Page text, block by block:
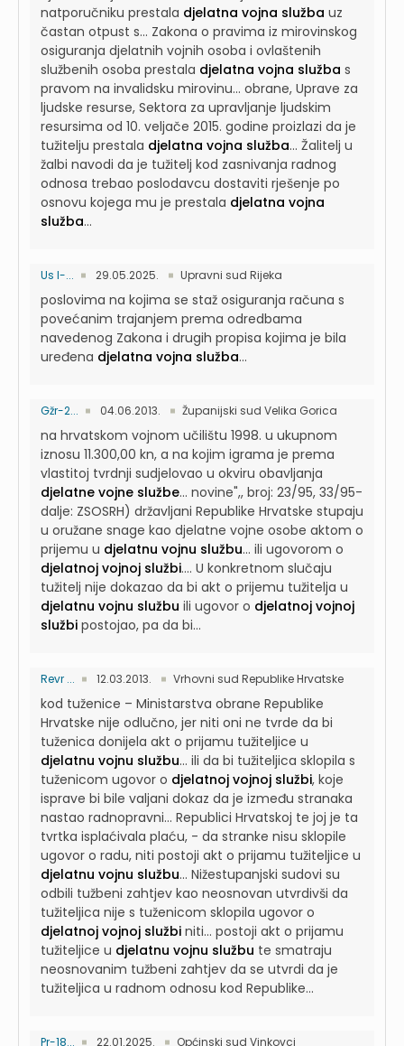
natporučniku prestala djelatna vojna služba uz
častan otpust s... Zakona o pravima iz mirovinskog
osiguranja djelatnih vojnih osoba i ovlaštenih
službenih osoba prestala djelatna vojna služba s
pravom na invalidsku mirovinu... obrane, Uprave za
ljudske resurse, Sektora za upravljanje ljudskim
resursima od 10. veljače 2015. godine proizlazi da je
tužitelju prestala djelatna vojna služba... Žalitelj u
žalbi navodi da je tužitelj kod zasnivanja radnog
odnosa trebao poslodavcu dostaviti rješenje po
osnovu kojega mu je prestala djelatna vojna
služba...
Us I-... 29.05.2025. Upravni sud Rijeka
poslovima na kojima se staž osiguranja računa s
povećanim trajanjem prema odredbama
navedenog Zakona i drugih propisa kojima je bila
uređena djelatna vojna služba...
Gžr-2... 04.06.2013. Županijski sud Velika Gorica
na hrvatskom vojnom učilištu 1998. u ukupnom
iznosu 11.300,00 kn, a na kojim igrama je prema
vlastitoj tvrdnji sudjelovao u okviru obavljanja
djelatne vojne službe... novine",, broj: 23/95, 33/95-
dalje: ZSOSRH) državljani Republike Hrvatske stupaju
u oružane snage kao djelatne vojne osobe aktom o
prijemu u djelatnu vojnu službu... ili ugovorom o
djelatnoj vojnoj službi.... U konkretnom slučaju
tužitelj nije dokazao da bi akt o prijemu tužitelja u
djelatnu vojnu službu ili ugovor o djelatnoj vojnoj
službi postojao, pa da bi...
Revr ... 12.03.2013. Vrhovni sud Republike Hrvatske
kod tuženice – Ministarstva obrane Republike
Hrvatske nije odlučno, jer niti oni ne tvrde da bi
tuženica donijela akt o prijamu tužiteljice u
djelatnu vojnu službu... ili da bi tužiteljica sklopila s
tuženicom ugovor o djelatnoj vojnoj službi, koje
isprave bi bile valjani dokaz da je između stranaka
nastao radnopravni... Republici Hrvatskoj te joj je ta
tvrtka isplaćivala plaću, - da stranke nisu sklopile
ugovor o radu, niti postoji akt o prijamu tužiteljice u
djelatnu vojnu službu... Nižestupanjski sudovi su
odbili tužbeni zahtjev kao neosnovan utvrdivši da
tužiteljica nije s tuženicom sklopila ugovor o
djelatnoj vojnoj službi niti... postoji akt o prijamu
tužiteljice u djelatnu vojnu službu te smatraju
neosnovanim tužbeni zahtjev da se utvrdi da je
tužiteljica u radnom odnosu kod Republike...
Pr-18... 22.01.2025. Općinski sud Vinkovci